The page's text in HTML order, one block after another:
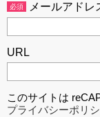
必須 メールアドレ
URL
このサイトは
プライバシーポリ